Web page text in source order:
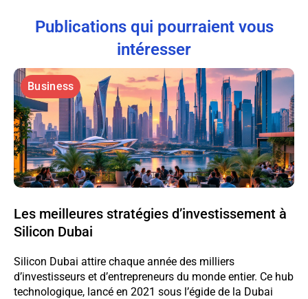
Publications qui pourraient vous
intéresser
Business
Les meilleures stratégies d’investissement à
Silicon Dubai
Silicon Dubai attire chaque année des milliers
d’investisseurs et d’entrepreneurs du monde entier. Ce hub
technologique, lancé en 2021 sous l’égide de la Dubai